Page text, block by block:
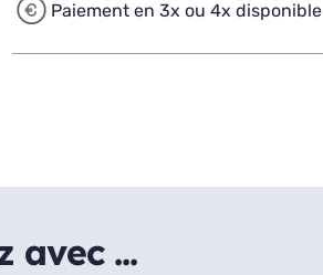
Paiement en 3x ou 4x disponible
avec ...